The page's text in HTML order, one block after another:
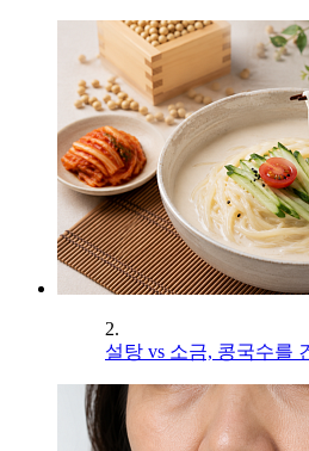
2.
설탕 vs 소금, 콩국수를